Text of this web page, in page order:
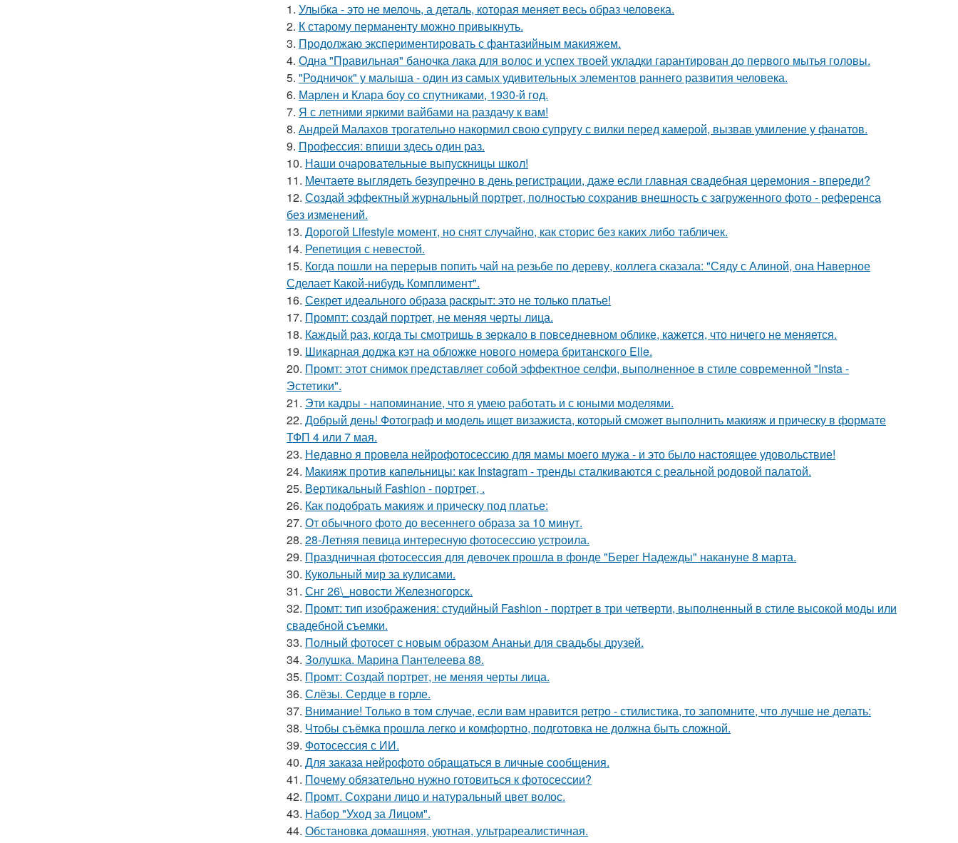
1. Улыбка - это не мелочь, а деталь, которая меняет весь образ человека.
2. К старому перманенту можно привыкнуть.
3. Продолжаю экспериментировать с фантазийным макияжем.
4. Одна "Правильная" баночка лака для волос и успех твоей укладки гарантирован до первого мытья головы.
5. "Родничок" у малыша - один из самых удивительных элементов раннего развития человека.
6. Марлен и Клара боу со спутниками, 1930-й год.
7. Я с летними яркими вайбами на раздачу к вам!
8. Андрей Малахов трогательно накормил свою супругу с вилки перед камерой, вызвав умиление у фанатов.
9. Профессия: впиши здесь один раз.
10. Наши очаровательные выпускницы школ!
11. Мечтаете выглядеть безупречно в день регистрации, даже если главная свадебная церемония - впереди?
12. Создай эффектный журнальный портрет, полностью сохранив внешность с загруженного фото - референса
без изменений.
13. Дорогой Lifestyle момент, но снят случайно, как сторис без каких либо табличек.
14. Репетиция с невестой.
15. Когда пошли на перерыв попить чай на резьбе по дереву, коллега сказала: "Сяду с Алиной, она Наверное
Сделает Какой-нибудь Комплимент".
16. Секрет идеального образа раскрыт: это не только платье!
17. Промпт: создай портрет, не меняя черты лица.
18. Каждый раз, когда ты смотришь в зеркало в повседневном облике, кажется, что ничего не меняется.
19. Шикарная доджа кэт на обложке нового номера британского Elle.
20. Промт: этот снимок представляет собой эффектное селфи, выполненное в стиле современной "Insta -
Эстетики".
21. Эти кадры - напоминание, что я умею работать и с юными моделями.
22. Добрый день! Фотограф и модель ищет визажиста, который сможет выполнить макияж и прическу в формате
ТФП 4 или 7 мая.
23. Недавно я провела нейрофотосессию для мамы моего мужа - и это было настоящее удовольствие!
24. Макияж против капельницы: как Instagram - тренды сталкиваются с реальной родовой палатой.
25. Вертикальный Fashion - портрет, .
26. Как подобрать макияж и прическу под платье:
27. От обычного фото до весеннего образа за 10 минут.
28. 28-Летняя певица интересную фотосессию устроила.
29. Праздничная фотосессия для девочек прошла в фонде "Берег Надежды" накануне 8 марта.
30. Кукольный мир за кулисами.
31. Снг 26\_новости Железногорск.
32. Промт: тип изображения: студийный Fashion - портрет в три четверти, выполненный в стиле высокой моды или
свадебной съемки.
33. Полный фотосет с новым образом Ананьи для свадьбы друзей.
34. Золушка. Марина Пантелеева 88.
35. Промт: Создай портрет, не меняя черты лица.
36. Слёзы. Сердце в горле.
37. Внимание! Только в том случае, если вам нравится ретро - стилистика, то запомните, что лучше не делать:
38. Чтобы съёмка прошла легко и комфортно, подготовка не должна быть сложной.
39. Фотосессия с ИИ.
40. Для заказа нейрофото обращаться в личные сообщения.
41. Почему обязательно нужно готовиться к фотосессии?
42. Промт. Сохрани лицо и натуральный цвет волос.
43. Набор "Уход за Лицом".
44. Обстановка домашняя, уютная, ультрареалистичная.